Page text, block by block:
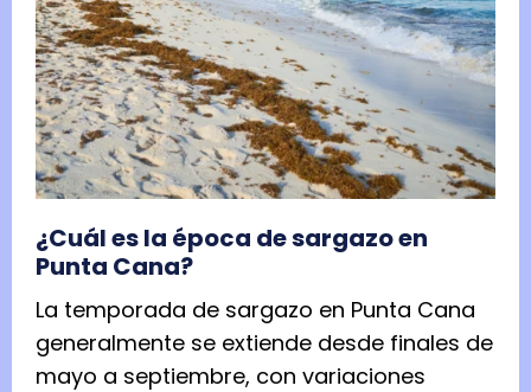
¿Cuál es la época de sargazo en
Punta Cana?
La temporada de sargazo en Punta Cana
generalmente se extiende desde finales de
mayo a septiembre, con variaciones